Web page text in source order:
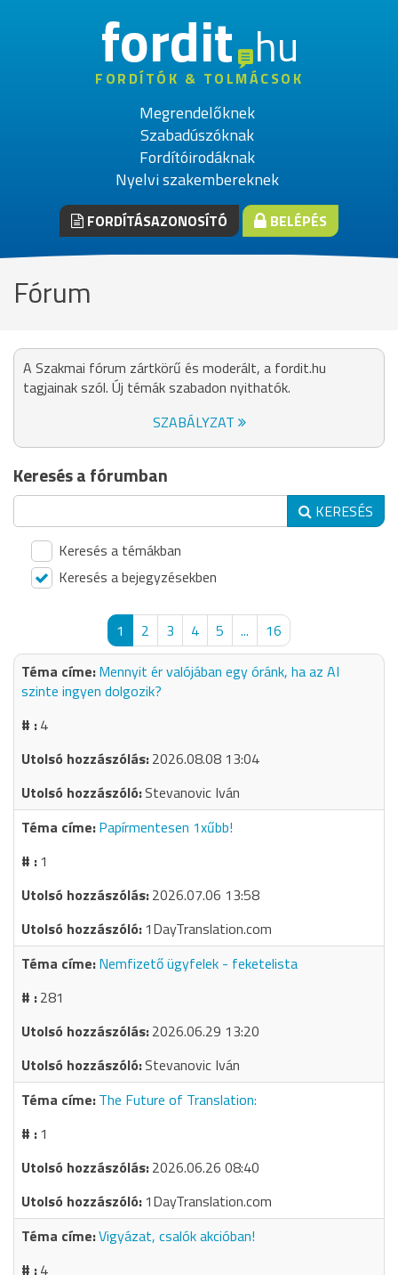
fordithu
FORDÍTÓK & TOLMÁCSOK
Megrendelőknek
Szabadúszóknak
Fordítóirodáknak
Nyelvi szakembereknek
FORDÍTÁSAZONOSÍTÓ BELÉPÉS
Fórum
A Szakmai fórum zártkörű és moderált, a fordit.hu
tagjainak szól. Új témák szabadon nyithatók.
SZABÁLYZAT
Keresés a fórumban
KERESÉS
Keresés a témákban
Keresés a bejegyzésekben
1 2 3 4 5 ...
16
Mennyit ér valójában egy óránk, ha az AI
szinte ingyen dolgozik?
4
2026.08.08 13:04
Stevanovic Iván
Papírmentesen 1xűbb!
1
2026.07.06 13:58
1DayTranslation.com
Nemfizető ügyfelek - feketelista
281
2026.06.29 13:20
Stevanovic Iván
The Future of Translation:
1
2026.06.26 08:40
1DayTranslation.com
Vigyázat, csalók akcióban!
4